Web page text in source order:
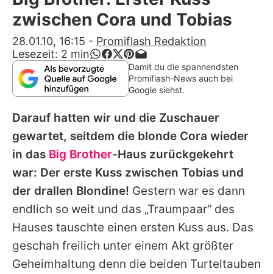
Alle Themen auf Promiflash
App runterladen
Team
Redaktionelle Richtlinien
Impressum
Datenschutzerklärung
Nutzungsbedingungen
Utiq verwalten
zwischen Cora und Tobias
28.01.10, 16:15 - Promiflash Redaktion
Lesezeit: 2 min
Damit du die spannendsten
Promiflash-News auch bei
Google siehst.
Darauf hatten wir und die Zuschauer
gewartet, seitdem die blonde Cora wieder
in das Big Brother-Haus zurückgekehrt
war: Der erste Kuss zwischen Tobias und
der drallen Blondine! Gestern war es dann
endlich so weit und das „Traumpaar“ des
Hauses tauschte einen ersten Kuss aus. Das
geschah freilich unter einem Akt größter
Geheimhaltung denn die beiden Turteltauben